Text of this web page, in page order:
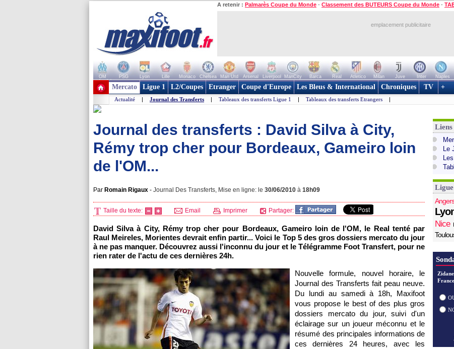
A retenir : Palmarès Coupe du Monde - Classement des BUTEURS Coupe du Monde -
emplacement publicitaire
OM PSG Lyon Lille Monaco Chelsea Man Utd Arsenal Liverpool ManCity Barca Real Atletico Milan Juve Inter Naples
+ de clubs
Mercato Ligue 1 L2/Coupes Etranger Coupe d'Europe Les Bleus & International Chroniques TV +
Actualité | Journal des Transferts | Tableaux des transferts Ligue 1 | Tableaux des transferts Etrangers |
Journal des transferts : David Silva à City,
Rémy trop cher pour Bordeaux, Gameiro loin
de l'OM...
Par Romain Rigaux - Journal Des Transferts, Mise en ligne: le 30/06/2010 à 18h09
Taille du texte: Email Imprimer Partager:
David Silva à City, Rémy trop cher pour Bordeaux, Gameiro loin de l'OM, le Real tenté par
Raul Meireles, Morientes devrait enfin partir... Voici le Top 5 des gros dossiers mercato du jour
à ne pas manquer. Découvrez aussi l'inconnu du jour et le Télégramme Foot Transfert, pour ne
rien rater de l'actu de ces dernières 24h.
Nouvelle formule, nouvel horaire, le
Journal des Transferts fait peau neuve.
Du lundi au samedi à 18h, Maxifoot
vous propose le best of des plus gros
dossiers mercato du jour, suivi d'un
éclairage sur un joueur méconnu et le
résumé des principales informations de
ces dernières 24 heures, avec les
Le
Angers
Nice